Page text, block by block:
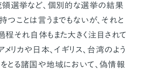
選挙など、個別的な選挙の結果
ことは言うまでもないが、それと
程それ自体もまた大きく注目されて
メリカや日本、イギリス、台湾のよう
とる諸国や地域において、偽情報